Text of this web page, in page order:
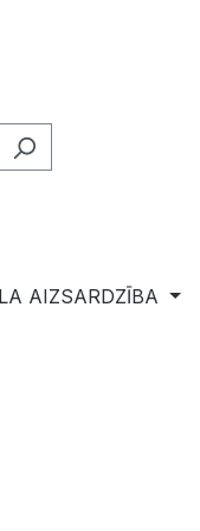
AIZSARDZĪBA